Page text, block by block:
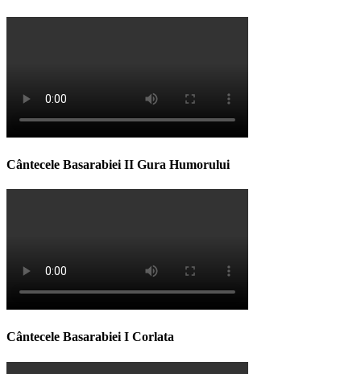
Cântecele Basarabiei II Gura Humorului
Cântecele Basarabiei I Corlata